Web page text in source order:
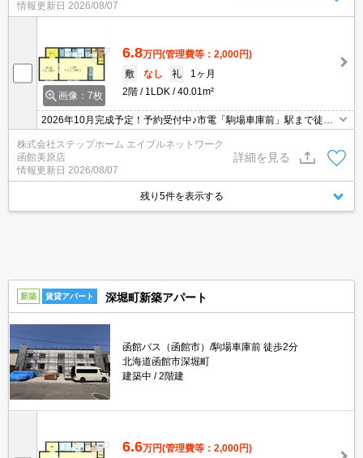
情報更新日 2026/08/07
画像：7枚
6.8万円(管理費等：2,000円)
敷
なし 礼
1ヶ月
2階
1LDK 40.01m²
2026年10月完成予定！予約受付中♪市電「駒場車庫前」駅まで徒歩
株式会社ステップホーム エイブルネットワーク
函館美原店
情報更新日 2026/08/07
詳細を見る
残り5件を表示する
新築 賃貸アパート 深堀町新築アパート
函館バス（函館市）/駒場車庫前 徒歩2分
北海道函館市深堀町
建築中
2階建
6.6万円(管理費等：2,000円)